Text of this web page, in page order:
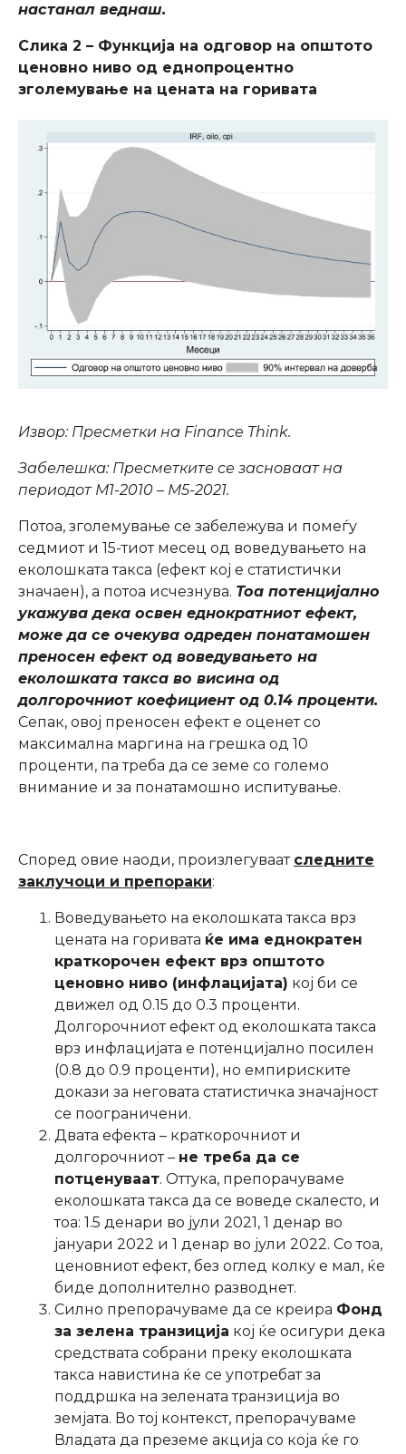
настанал веднаш.
Слика 2 – Функција на одговор на општото
ценовно ниво од еднопроцентно
зголемување на цената на горивата
Извор: Пресметки на Finance Think.
Забелешка: Пресметките се засноваат на
периодот М1-2010 – М5-2021.
Потоа, зголемување се забележува и помеѓу
седмиот и 15-тиот месец од воведувањето на
еколошката такса (ефект кој е статистички
значаен), а потоа исчезнува. Тоа потенцијално
укажува дека освен еднократниот ефект,
може да се очекува одреден понатамошен
преносен ефект од воведувањето на
еколошката такса во висина од
долгорочниот коефициент од 0.14 проценти.
Сепак, овој преносен ефект е оценет со
максимална маргина на грешка од 10
проценти, па треба да се земе со големо
внимание и за понатамошно испитување.
Според овие наоди, произлегуваат следните
заклучоци и препораки:
Воведувањето на еколошката такса врз
цената на горивата ќе има еднократен
краткорочен ефект врз општото
ценовно ниво (инфлацијата) кој би се
движел од 0.15 до 0.3 проценти.
Долгорочниот ефект од еколошката такса
врз инфлацијата е потенцијално посилен
(0.8 до 0.9 проценти), но емпириските
докази за неговата статистичка значајност
се поограничени.
Двата ефекта – краткорочниот и
долгорочниот – не треба да се
потценуваат. Оттука, препорачуваме
еколошката такса да се воведе скалесто, и
тоа: 1.5 денари во јули 2021, 1 денар во
јануари 2022 и 1 денар во јули 2022. Со тоа,
ценовниот ефект, без оглед колку е мал, ќе
биде дополнително разводнет.
Силно препорачуваме да се креира Фонд
за зелена транзиција кој ќе осигури дека
средствата собрани преку еколошката
такса навистина ќе се употребат за
поддршка на зелената транзиција во
земјата. Во тој контекст, препорачуваме
Владата да преземе акција со која ќе го